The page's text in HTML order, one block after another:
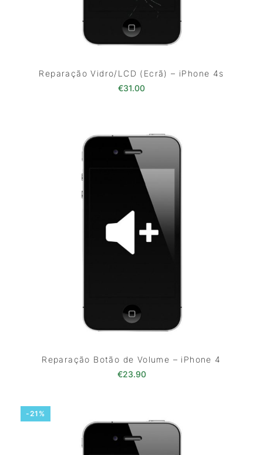
Reparação Vidro/LCD (Ecrã) – iPhone 4s
€31.00
Reparação Botão de Volume – iPhone 4
€23.90
-21%